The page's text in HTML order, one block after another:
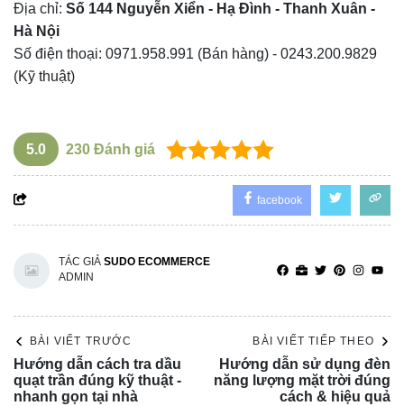
Địa chỉ: Số 144 Nguyễn Xiển - Hạ Đình - Thanh Xuân -
Hà Nội
Số điện thoại: 0971.958.991 (Bán hàng) - 0243.200.9829
(Kỹ thuật)
5.0 230 Đánh giá
facebook
TÁC GIẢ SUDO ECOMMERCE
ADMIN
BÀI VIẾT TRƯỚC
Hướng dẫn cách tra dầu
quạt trần đúng kỹ thuật -
nhanh gọn tại nhà
BÀI VIẾT TIẾP THEO
Hướng dẫn sử dụng đèn
năng lượng mặt trời đúng
cách & hiệu quả